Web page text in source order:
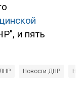
и пять
ЛНР Новости ДНР